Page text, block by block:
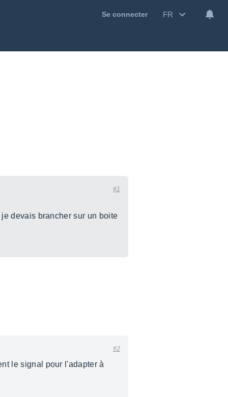
Se connecter FR
#1
devais brancher sur un boite
#2
le signal pour l'adapter à